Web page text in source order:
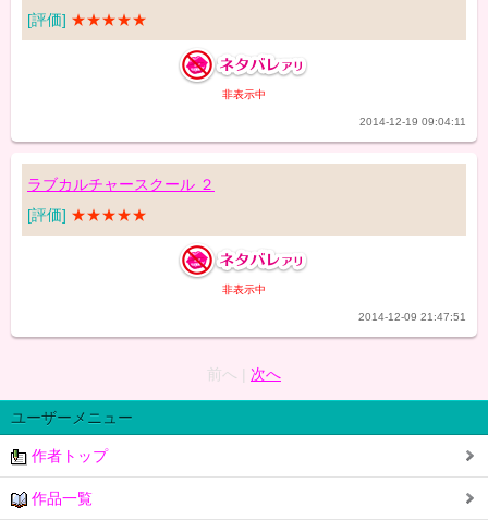
[評価] ★★★★★
非表示中
2014-12-19 09:04:11
ラブカルチャースクール ２
[評価] ★★★★★
非表示中
2014-12-09 21:47:51
前へ | 次へ
ユーザーメニュー
作者トップ
作品一覧